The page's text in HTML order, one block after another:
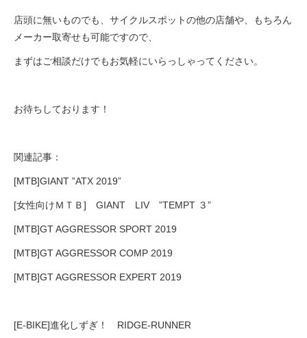
店頭に無いものでも、サイクルスポットの他の店舗や、もちろん
メーカー取寄せも可能ですので、
まずはご相談だけでもお気軽にいらっしゃってください。
お待ちしております！
関連記事：
[MTB]GIANT ”ATX 2019”
[女性向けＭＴＢ] GIANT LIV ”TEMPT ３”
[MTB]GT AGGRESSOR SPORT 2019
[MTB]GT AGGRESSOR COMP 2019
[MTB]GT AGGRESSOR EXPERT 2019
[E-BIKE]進化しずぎ！ RIDGE-RUNNER